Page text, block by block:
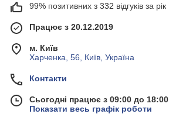
99% позитивних з 332 відгуків за рік
Працює з 20.12.2019
м. Київ
Харченка, 56, Київ, Україна
Контакти
Сьогодні працює з 09:00 до 18:00
Показати весь графік роботи